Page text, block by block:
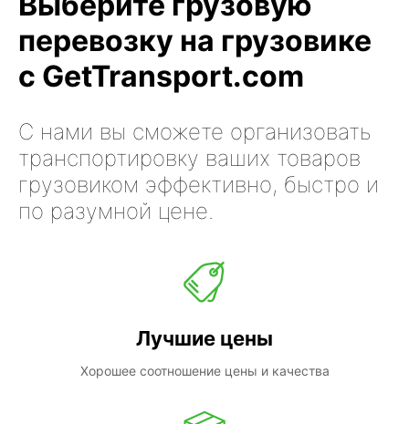
перевозку на грузовике
с GetTransport.com
С нами вы сможете организовать
транспортировку ваших товаров
грузовиком эффективно, быстро и
по разумной цене.
Лучшие цены
Хорошее соотношение цены и качества